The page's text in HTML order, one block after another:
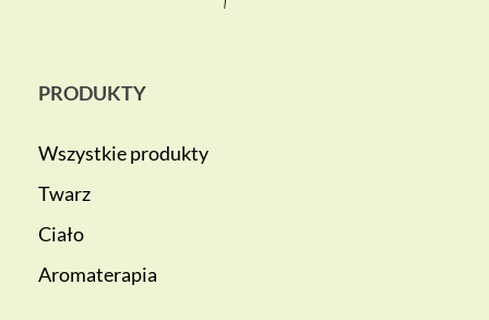
PRODUKTY
Wszystkie produkty
Twarz
Ciało
Aromaterapia